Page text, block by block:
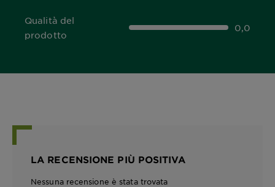
Qualità del
prodotto
0,0 out of 5 stars 0,0
LA RECENSIONE PIÙ POSITIVA
Nessuna recensione è stata trovata